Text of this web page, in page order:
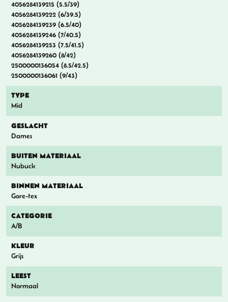
4056284139215 (5.5/39)
4056284139222 (6/39.5)
4056284139239 (6.5/40)
4056284139246 (7/40.5)
4056284139253 (7.5/41.5)
4056284139260 (8/42)
2500000136054 (8.5/42.5)
2500000136061 (9/43)
TYPE
Mid
GESLACHT
Dames
BUITEN MATERIAAL
Nubuck
BINNEN MATERIAAL
Gore-tex
CATEGORIE
A/B
KLEUR
Grijs
LEEST
Normaal